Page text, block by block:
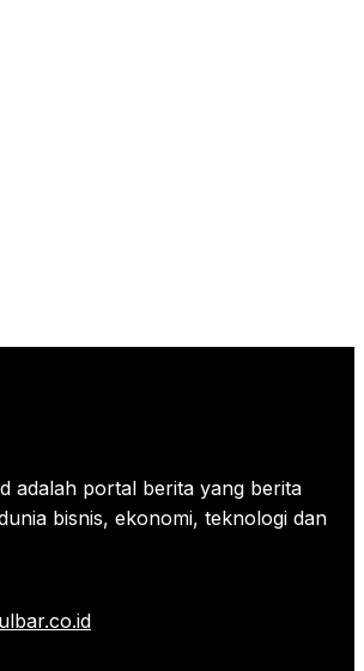
adalah portal berita yang berita
bisnis, ekonomi, teknologi dan